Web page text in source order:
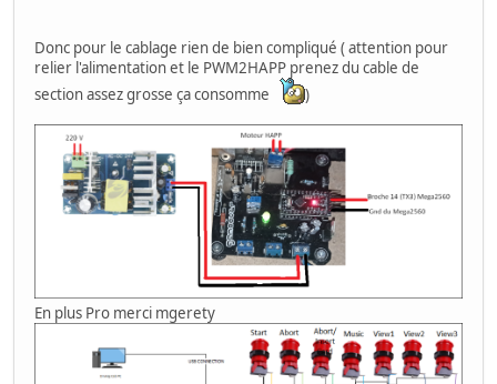
Donc pour le cablage rien de bien compliqué ( attention pour
relier l'alimentation et le PWM2HAPP prenez du cable de
section assez grosse ça consomme
)
En plus Pro merci mgerety